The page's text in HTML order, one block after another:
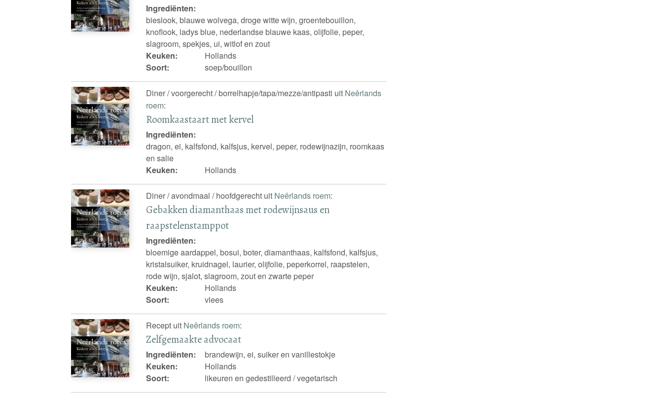
Ingrediënten:
bieslook, blauwe wolvega, droge witte wijn, groentebouillon,
knoflook, ladys blue, nederlandse blauwe kaas, olijfolie, peper,
slagroom, spekjes, ui, witlof en zout
Keuken:
Hollands
Soort:
soep/bouillon
Diner / voorgerecht / borrelhapje/tapa/mezze/antipasti uit Neêrlands
roem:
Roomkaastaart met kervel
Ingrediënten:
dragon, ei, kalfsfond, kalfsjus, kervel, peper, rodewijnazijn, roomkaas
en salie
Keuken:
Hollands
Diner / avondmaal / hoofdgerecht uit Neêrlands roem:
Gebakken diamanthaas met rodewijnsaus en
raapstelenstamppot
Ingrediënten:
bloemige aardappel, bosui, boter, diamanthaas, kalfsfond, kalfsjus,
kristalsuiker, kruidnagel, laurier, olijfolie, peperkorrel, raapstelen,
rode wijn, sjalot, slagroom, zout en zwarte peper
Keuken:
Hollands
Soort:
vlees
Recept uit Neêrlands roem:
Zelfgemaakte advocaat
Ingrediënten:
brandewijn, ei, suiker en vanillestokje
Keuken:
Hollands
Soort:
likeuren en gedestilleerd / vegetarisch